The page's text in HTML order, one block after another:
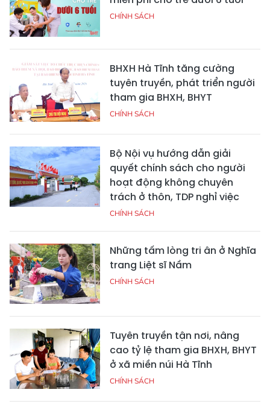
CHÍNH SÁCH
BHXH Hà Tĩnh tăng cường
tuyên truyền, phát triển người
tham gia BHXH, BHYT
CHÍNH SÁCH
Bộ Nội vụ hướng dẫn giải
quyết chính sách cho người
hoạt động không chuyên
trách ở thôn, TDP nghỉ việc
CHÍNH SÁCH
Những tấm lòng tri ân ở Nghĩa
trang Liệt sĩ Nầm
CHÍNH SÁCH
Tuyên truyền tận nơi, nâng
cao tỷ lệ tham gia BHXH, BHYT
ở xã miền núi Hà Tĩnh
CHÍNH SÁCH